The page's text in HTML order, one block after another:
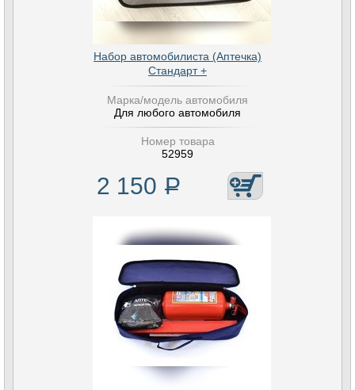
Набор автомобилиста (Аптечка)
Стандарт +
Марка/модель автомобиля
Для любого автомобиля
Номер товара
52959
2 150 Р